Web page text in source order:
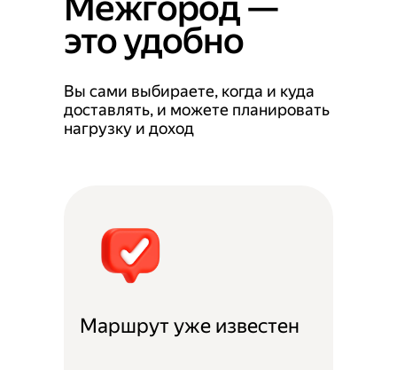
это удобно
Вы сами выбираете, когда и куда
доставлять, и можете планировать
нагрузку и доход
Маршрут уже известен